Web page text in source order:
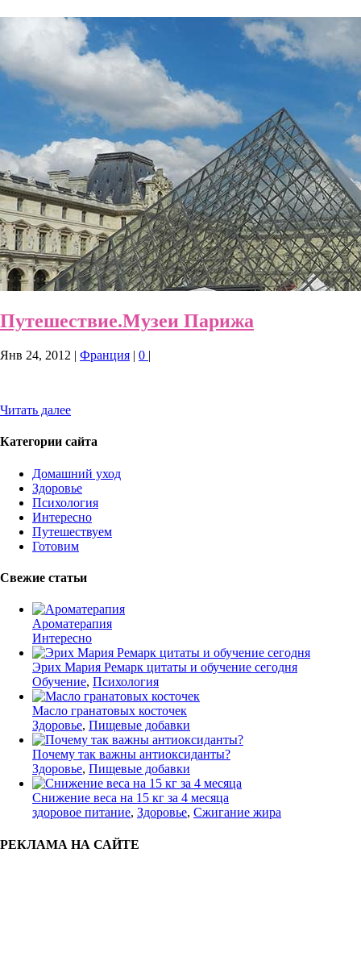
Путешествие.Музеи Парижа
Янв 24, 2012 | Франция | 0 |
Читать далее
Категории сайта
Домашний уход
Здоровье
Психология
Интересно
Путешествуем
Готовим
Свежие статьи
Ароматерапия
Интересно
Эрих Мария Ремарк цитаты и обучение сегодня
Обучение, Психология
Масло гранатовых косточек
Здоровье, Пищевые добавки
Почему так важны антиоксиданты?
Здоровье, Пищевые добавки
Снижение веса на 15 кг за 4 месяца
здоровое питание, Здоровье, Сжигание жира
РЕКЛАМА НА САЙТЕ